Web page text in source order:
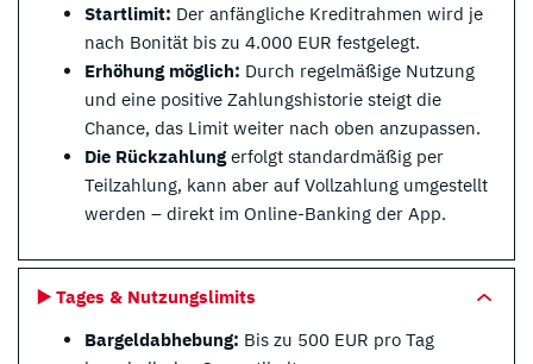
Startlimit: Der anfängliche Kreditrahmen wird je
nach Bonität bis zu 4.000 EUR festgelegt.
Erhöhung möglich: Durch regelmäßige Nutzung
und eine positive Zahlungshistorie steigt die
Chance, das Limit weiter nach oben anzupassen.
Die Rückzahlung erfolgt standardmäßig per
Teilzahlung, kann aber auf Vollzahlung umgestellt
werden – direkt im Online-Banking der App.
▶️ Tages & Nutzungslimits
Bargeldabhebung: Bis zu 500 EUR pro Tag